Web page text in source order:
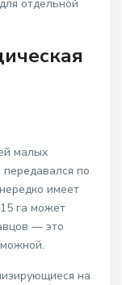
отдельной
малых
передавался по
имеет
га может
— это
на